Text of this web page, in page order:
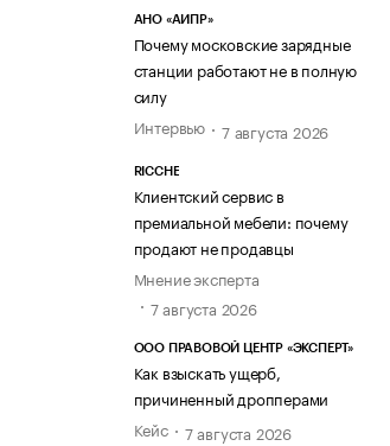
АНО «АИПР»
Почему московские зарядные
станции работают не в полную
силу
Интервью
7 августа 2026
RICCHE
Клиентский сервис в
премиальной мебели: почему
продают не продавцы
Мнение эксперта
7 августа 2026
ООО ПРАВОВОЙ ЦЕНТР «ЭКСПЕРТ»
Как взыскать ущерб,
причиненный дропперами
Кейс
7 августа 2026